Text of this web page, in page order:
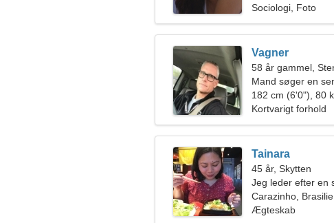
Sociologi, Foto
Vagner
58 år gammel,
Mand søger en
182 cm (6'0"), 80
Kortvarigt forhold
Tainara
45 år, Skytten
Jeg leder efter en
Carazinho,
Ægteskab